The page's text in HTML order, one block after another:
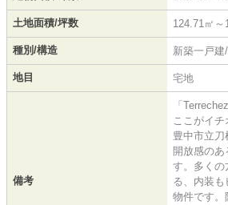
土地面積/坪数 124.71㎡
種別/構造 新築一戸建
地目 宅地
備考
「
ここがイチ
豊中市立刀
開放感の
す。多くの
る、内装
物件です。